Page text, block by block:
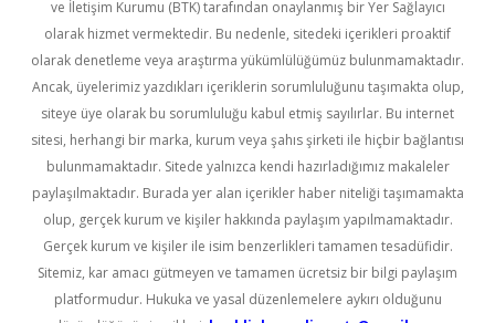
ve İletişim Kurumu (BTK) tarafından onaylanmış bir Yer Sağlayıcı
olarak hizmet vermektedir. Bu nedenle, sitedeki içerikleri proaktif
olarak denetleme veya araştırma yükümlülüğümüz bulunmamaktadır.
Ancak, üyelerimiz yazdıkları içeriklerin sorumluluğunu taşımakta olup,
siteye üye olarak bu sorumluluğu kabul etmiş sayılırlar. Bu internet
sitesi, herhangi bir marka, kurum veya şahıs şirketi ile hiçbir bağlantısı
bulunmamaktadır. Sitede yalnızca kendi hazırladığımız makaleler
paylaşılmaktadır. Burada yer alan içerikler haber niteliği taşımamakta
olup, gerçek kurum ve kişiler hakkında paylaşım yapılmamaktadır.
Gerçek kurum ve kişiler ile isim benzerlikleri tamamen tesadüfidir.
Sitemiz, kar amacı gütmeyen ve tamamen ücretsiz bir bilgi paylaşım
platformudur. Hukuka ve yasal düzenlemelere aykırı olduğunu